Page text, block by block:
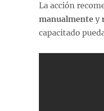
La acción
manualmente y
capacitado